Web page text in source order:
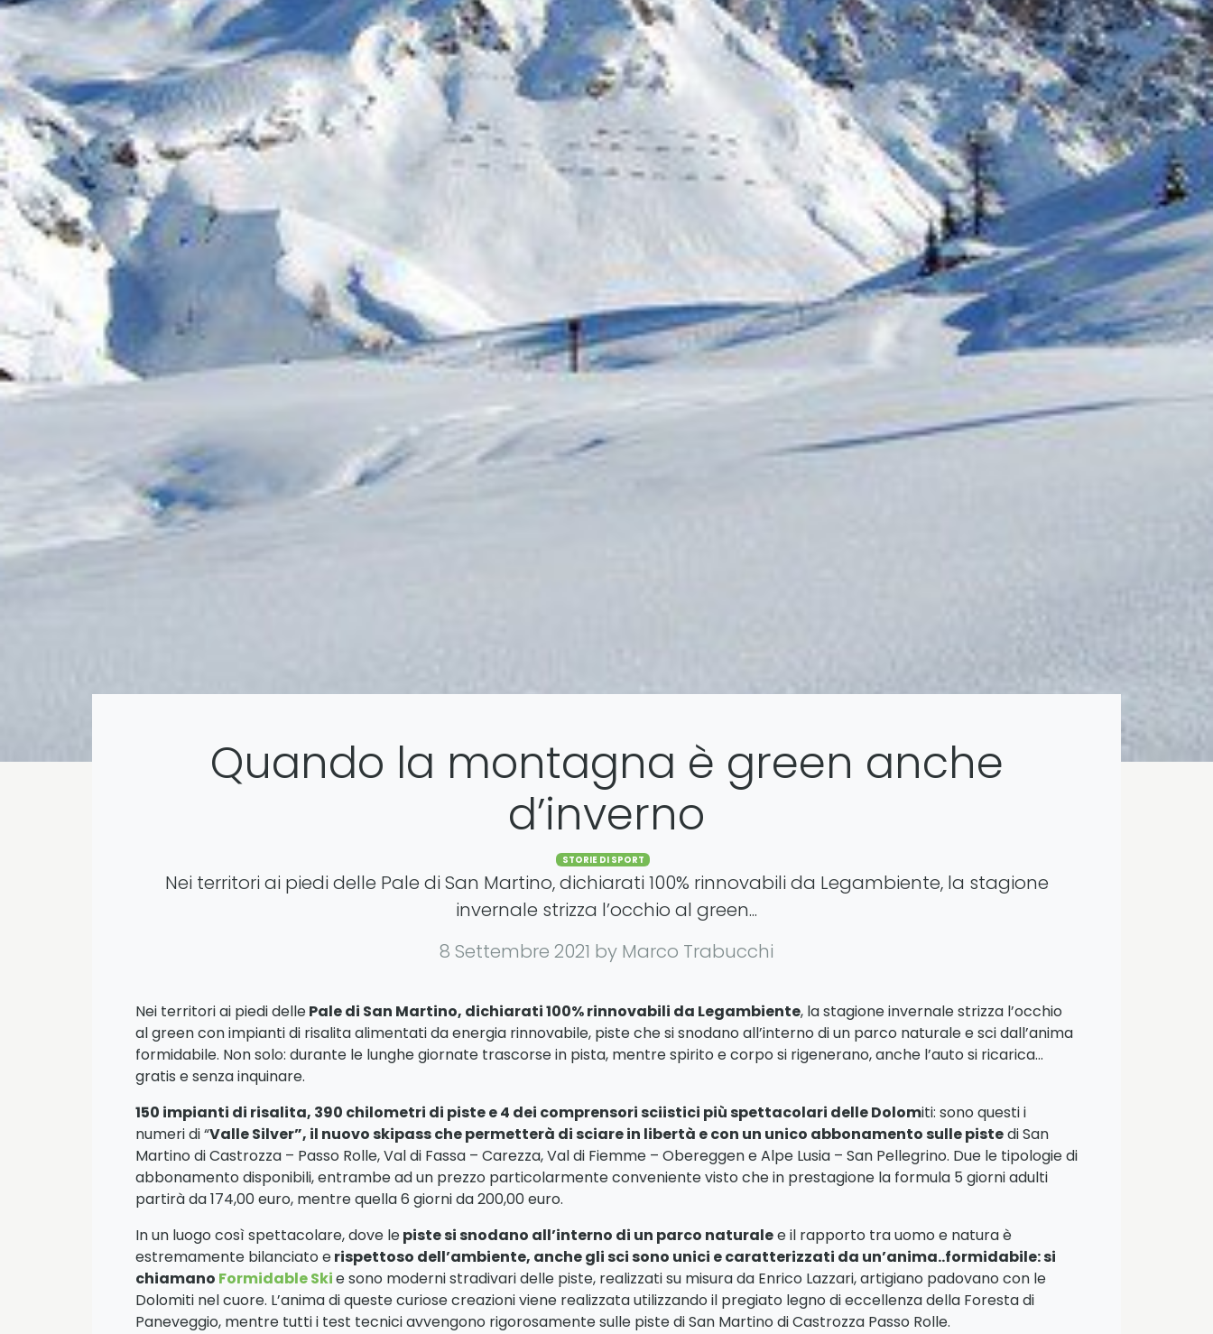
Quando la montagna è green anche
d’inverno
Categories
STORIE DI SPORT
Nei territori ai piedi delle Pale di San Martino, dichiarati 100% rinnovabili da Legambiente, la stagione
invernale strizza l’occhio al green...
8 Settembre 2021 by Marco Trabucchi
Nei territori ai piedi dellePale di San Martino, dichiarati 100% rinnovabili da Legambiente, la stagione invernale strizza l’occhio
al green con impianti di risalita alimentati da energia rinnovabile, piste che si snodano all’interno di un parco naturale e sci dall’anima
formidabile. Non solo: durante le lunghe giornate trascorse in pista, mentre spirito e corpo si rigenerano, anche l’auto si ricarica…
gratis e senza inquinare.
150 impianti di risalita, 390 chilometri di piste e 4 dei comprensori sciistici più spettacolari delle Dolomiti: sono questi i
numeri di “Valle Silver”, il nuovo skipass che permetterà di sciare in libertà e con un unico abbonamento sulle pistedi San
Martino di Castrozza – Passo Rolle, Val di Fassa – Carezza, Val di Fiemme – Obereggen e Alpe Lusia – San Pellegrino. Due le tipologie di
abbonamento disponibili, entrambe ad un prezzo particolarmente conveniente visto che in prestagione la formula 5 giorni adulti
partirà da 174,00 euro, mentre quella 6 giorni da 200,00 euro.
In un luogo così spettacolare, dove lepiste si snodano all’interno di un parco naturalee il rapporto tra uomo e natura è
estremamente bilanciato erispettoso dell’ambiente, anche gli sci sono unici e caratterizzati da un’anima..formidabile: si
chiamano Formidable Skie sono moderni stradivari delle piste, realizzati su misura da Enrico Lazzari, artigiano padovano con le
Dolomiti nel cuore. L’anima di queste curiose creazioni viene realizzata utilizzando il pregiato legno di eccellenza della Foresta di
Paneveggio, mentre tutti i test tecnici avvengono rigorosamente sulle piste di San Martino di Castrozza Passo Rolle.